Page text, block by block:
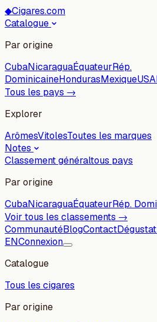
◆Cigares.com
Catalogue
Par origine
CubaNicaraguaÉquateurRép.
DominicaineHondurasMexiqueUSA
Tous les pays →
Explorer
ArômesVitolesToutes les marques
Notes
Classement généraltous pays
Par origine
CubaNicaraguaÉquateurRép.
Voir tous les classements →
CommunautéBlogContact
ENConnexion
Catalogue
Tous les cigares
Par origine